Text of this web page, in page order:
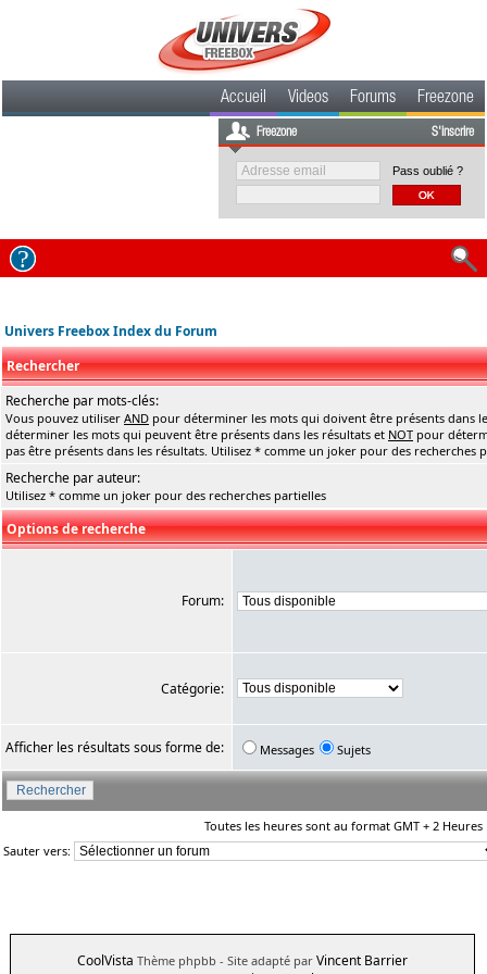
Accueil Videos Forums Freezone
Freezone S'inscrire
Pass oublié ?
Univers Freebox Index du Forum
Rechercher
Recherche par mots-clés:
Vous pouvez utiliser AND pour déterminer les mots qui doivent être présents dans
déterminer les mots qui peuvent être présents dans les résultats et NOT pour
pas être présents dans les résultats. Utilisez * comme un joker pour des recherches
Recherche par auteur:
Utilisez * comme un joker pour des recherches partielles
Options de recherche
Forum:
Catégorie:
Afficher les résultats sous forme de: Messages Sujets
Toutes les heures sont au format GMT + 2 Heures
Sauter vers:
CoolVista Thème phpbb - Site adapté par Vincent Barrier